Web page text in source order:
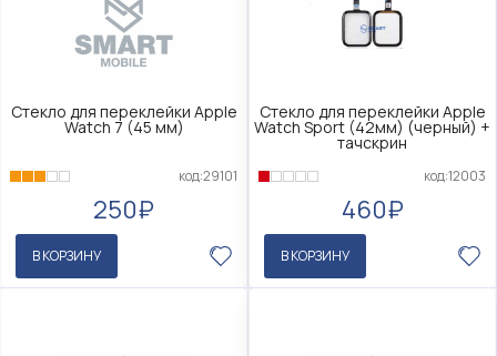
Стекло для переклейки Apple
Watch 7 (45 мм)
код:29101
250₽
В КОРЗИНУ
Стекло для переклейки Apple
Watch Sport (42мм) (черный) +
тачскрин
код:12003
460₽
В КОРЗИНУ